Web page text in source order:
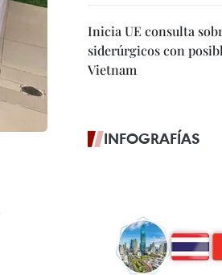
Inicia UE consulta
siderúrgicos con
Vietnam
INFOGRAFÍAS